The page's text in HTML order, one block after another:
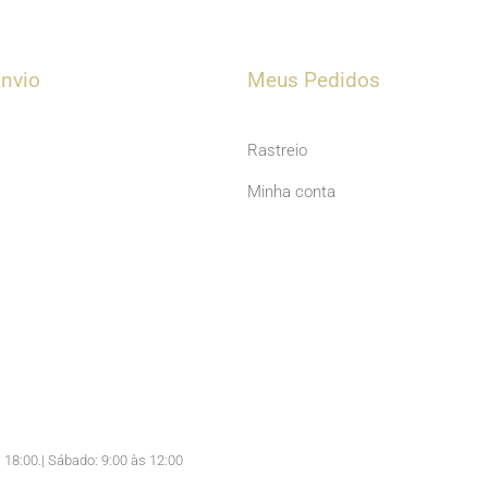
Meus Pedidos
Rastreio
Minha conta
Sábado: 9:00 às 12:00